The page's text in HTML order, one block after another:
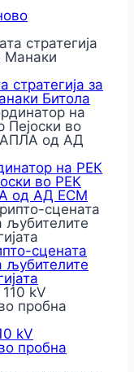
стратегија за
Битола
на РЕК
во РЕК
од АД ЕСМ
сцената
љубителите
kV
пробна